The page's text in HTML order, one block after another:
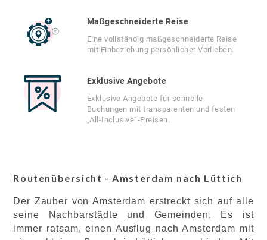
Maßgeschneiderte Reise
Eine vollständig maßgeschneiderte Reise
mit Einbeziehung persönlicher Vorlieben.
Exklusive Angebote
Exklusive Angebote für schnelle
Buchungen mit transparenten und festen
„All-Inclusive“-Preisen.
Routenübersicht - Amsterdam nach Lüttich
Der Zauber von Amsterdam erstreckt sich auf alle
seine Nachbarstädte und Gemeinden. Es ist
immer ratsam, einen Ausflug nach Amsterdam mit